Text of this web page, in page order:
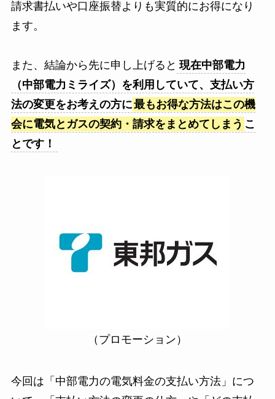
請求書払いや口座振替よりも実質的にお得になり
ます。
また、結論から先に申し上げると 現在中部電力
（中部電力ミライズ）を利用していて、支払い方
法の変更をお考えの方に最もお得な方法はこの機
会に電気とガスの契約・請求をまとめてしまう こ
とです！
（プロモーション）
今回は「中部電力の電気料金の支払い方法」につ